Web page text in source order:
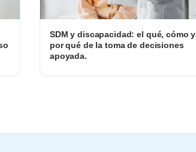
SDM y discapacidad: el qué, cómo y
por qué de la toma de decisiones
apoyada.